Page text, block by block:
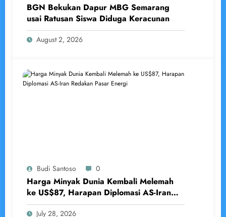
BGN Bekukan Dapur MBG Semarang
usai Ratusan Siswa Diduga Keracunan
August 2, 2026
Budi Santoso 0
Harga Minyak Dunia Kembali Melemah
ke US$87, Harapan Diplomasi AS-Iran
Redakan Pasar Energi
July 28, 2026